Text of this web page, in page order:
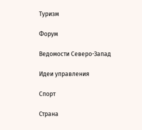
Туризм
Форум
Ведомости Северо-Запад
Идеи управления
Спорт
Страна